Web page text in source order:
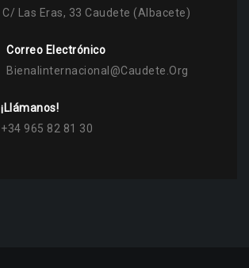
C/ Las Eras, 33 Caudete (Albacete)
Correo Electrónico
Bienalinternacional@caudete.org
¡Llámanos!
+34 965 82 81 30